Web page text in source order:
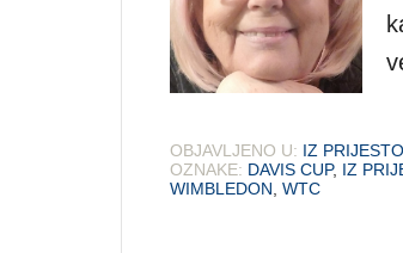
OBJAVLJENO U: IZ
OZNAKE: DAVIS CUP, IZ
WIMBLEDON, WTC